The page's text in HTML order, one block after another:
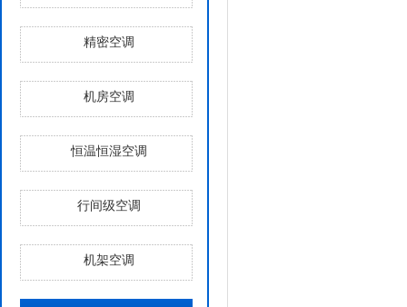
精密空调
机房空调
恒温恒湿空调
行间级空调
机架空调